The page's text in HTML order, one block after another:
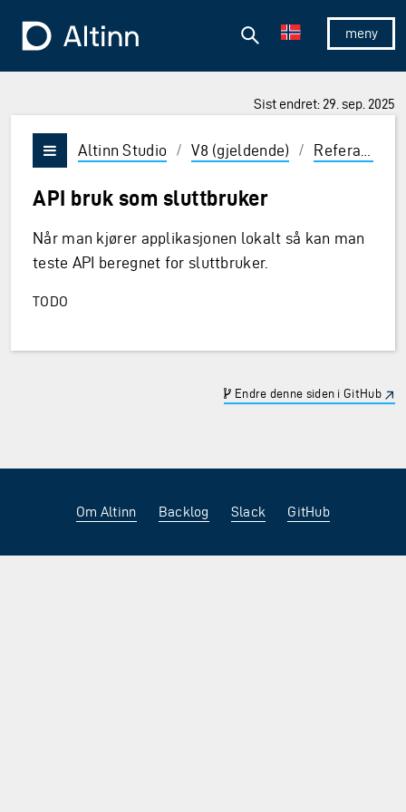
Vis/skjul
Søk
Sist endret: 29. sep. 2025
og Enter for å velge
Vis/skjul meny
Altinn Studio / V8 (gjeldende) / Referanse
API bruk som sluttbruker
Når man kjører applikasjonen lokalt så kan man
teste API beregnet for sluttbruker.
TODO
Endre denne siden i GitHub
Om Altinn Backlog Slack GitHub